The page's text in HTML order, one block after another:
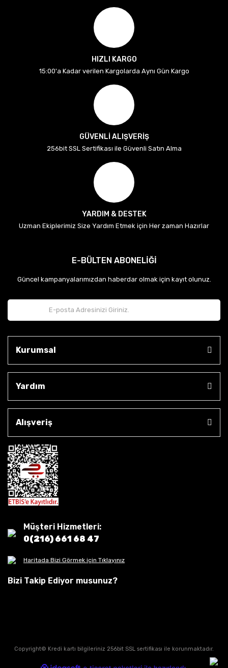
HIZLI KARGO
15:00'a Kadar verilen Kargolarda Aynı Gün Kargo
GÜVENLİ ALIŞVERİŞ
256bit SSL Sertifikası ile Güvenli Satın Alma
YARDIM & DESTEK
Uzman Ekiplerimiz Size Yardım Etmek için Her zaman Hazırlar
E-BÜLTEN ABONELİĞİ
Güncel kampanyalarımızdan haberdar olmak için kayıt olunuz.
Kurumsal
Yardım
Alışveriş
Müşteri Hizmetleri:
0(216) 661 68 47
Haritada Bizi Görmek için Tıklayınız
Bizi Takip Ediyor musunuz?
Copyright© Kredi kartı bilgileriniz 256bit SSL sertifikası ile korunmaktadır.